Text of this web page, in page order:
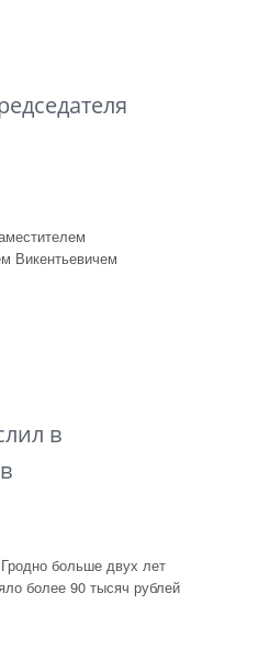
Викентьевичем
в
больше двух лет
более 90 тысяч рублей